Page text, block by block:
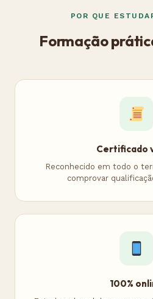
POR QUE
Formação
Certificado
Reconhecido em todo o
comprovar
100%